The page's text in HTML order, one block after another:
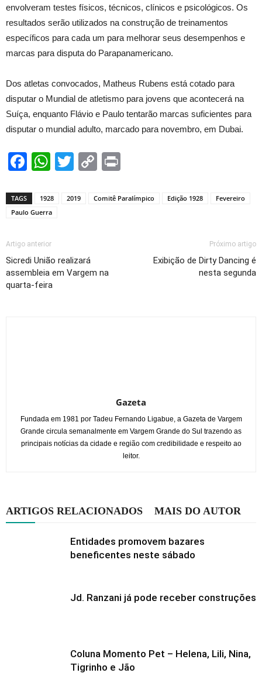
envolveram testes físicos, técnicos, clínicos e psicológicos. Os
resultados serão utilizados na construção de treinamentos
específicos para cada um para melhorar seus desempenhos e
marcas para disputa do Parapanamericano.
Dos atletas convocados, Matheus Rubens está cotado para
disputar o Mundial de atletismo para jovens que acontecerá na
Suíça, enquanto Flávio e Paulo tentarão marcas suficientes para
disputar o mundial adulto, marcado para novembro, em Dubai.
Facebook
WhatsApp
TwitterCopy
TAGS 1928 2019 Comitê Paralímpico Edição 1928
Fevereiro
Paulo Guerra
Artigo anterior
Sicredi União realizará
assembleia em Vargem na
quarta-feira
Próximo artigo
Exibição de Dirty Dancing é
nesta segunda
Gazeta
Fundada em 1981 por Tadeu Fernando Ligabue, a Gazeta de Vargem
Grande circula semanalmente em Vargem Grande do Sul trazendo as
principais notícias da cidade e região com credibilidade e respeito ao
leitor.
ARTIGOS RELACIONADOS MAIS DO AUTOR
Entidades promovem bazares
beneficentes neste sábado
Jd. Ranzani já pode receber construções
Coluna Momento Pet – Helena, Lili, Nina,
Tigrinho e Jão